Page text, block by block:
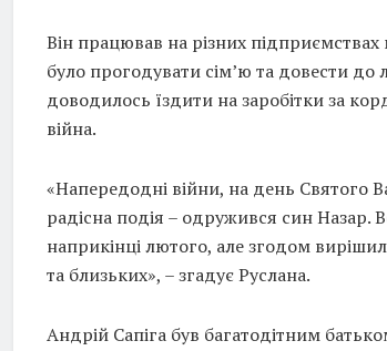
Він працював на різних
було прогодувати сім’ю та довести
доводилось їздити на заробітки за
війна.
«Напередодні війни, на день Святого
радісна подія – одружився син Назар.
наприкінці лютого, але згодом
та близьких», – згадує Руслана.
Андрій Сапіга був багатодітним